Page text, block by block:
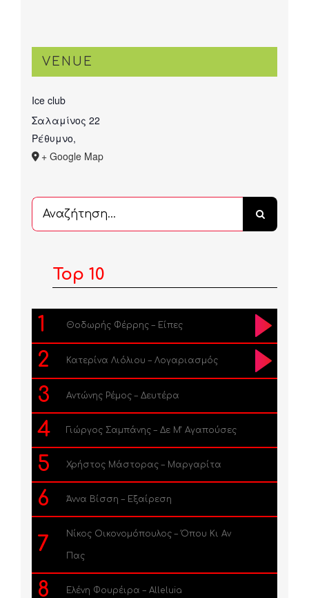
VENUE
Ice club
Σαλαμίνος 22
Ρέθυμνο,
+ Google Map
Αναζήτηση
...
Top 10
1 Θοδωρής Φέρρης – Είπες
2 Κατερίνα Λιόλιου – Λογαριασμός
3 Αντώνης Ρέμος – Δευτέρα
4 Γιώργος Σαμπάνης – Δε Μ’ Αγαπούσες
5 Χρήστος Μάστορας – Μαργαρίτα
6 Άννα Βίσση – Εξαίρεση
7 Νίκος Οικονομόπουλος – Όπου Κι Αν
Πας
8 Ελένη Φουρέιρα – Alleluia